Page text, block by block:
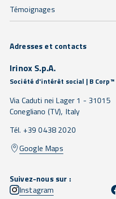
Témoignages
Adresses et contacts
Irinox S.p.A.
Société d'intérêt social | B Corp™
Via Caduti nei Lager 1 - 31015
Conegliano (TV), Italy
Tél. +39 0438 2020
Google Maps
Suivez-nous sur :
Instagram